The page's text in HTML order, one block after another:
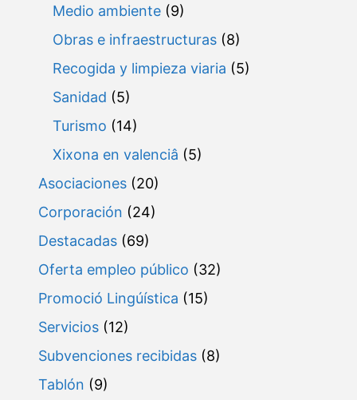
Medio ambiente (9)
Obras e infraestructuras (8)
Recogida y limpieza viaria (5)
Sanidad (5)
Turismo (14)
Xixona en valenciâ (5)
Asociaciones (20)
Corporación (24)
Destacadas (69)
Oferta empleo público (32)
Promoció Lingúística (15)
Servicios (12)
Subvenciones recibidas (8)
Tablón (9)